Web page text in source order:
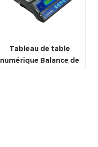
Tableau de table
numérique Balance de